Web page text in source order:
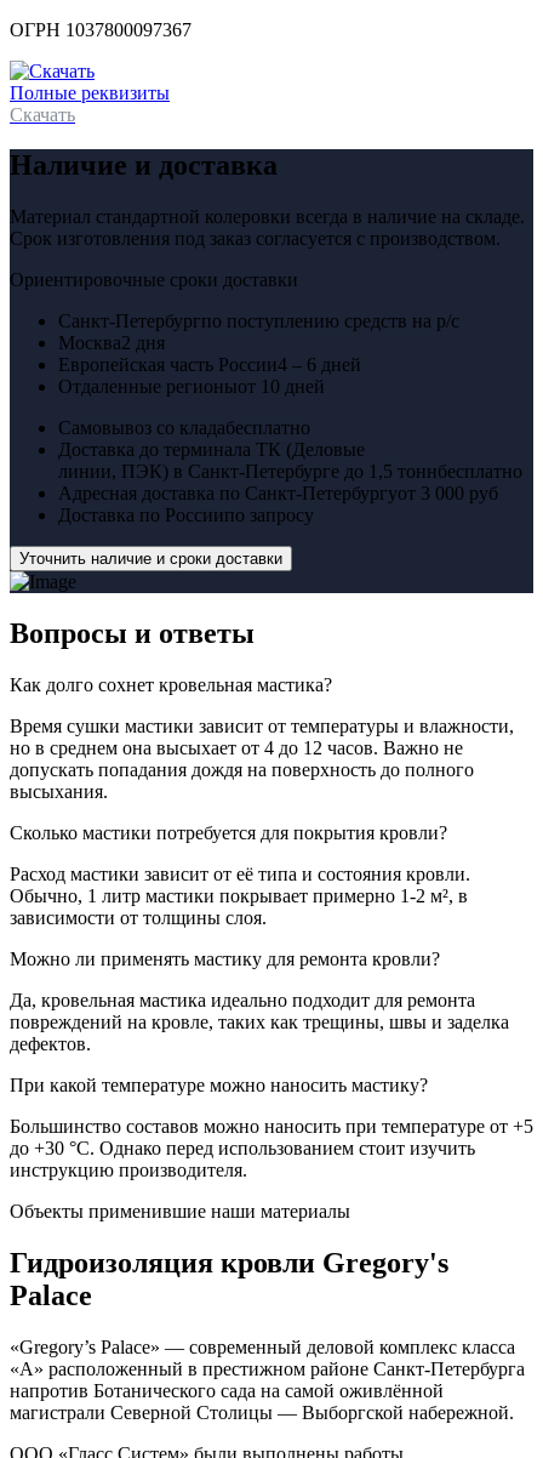
ОГРН 1037800097367
Полные реквизиты
Скачать
Наличие и доставка
Материал стандартной колеровки всегда в наличие на складе.
Срок изготовления под заказ согласуется с производством.
Ориентировочные сроки доставки
Санкт-Петербургпо поступлению средств на р/с
Москва2 дня
Европейская часть России4 – 6 дней
Отдаленные регионыот 10 дней
Самовывоз со кладабесплатно
Доставка до терминала ТК (Деловые
линии, ПЭК) в Санкт-Петербурге до 1,5 тоннбесплатно
Адресная доставка по Санкт-Петербургуот 3 000 руб
Доставка по Россиипо запросу
Уточнить наличие и сроки доставки
Вопросы и ответы
Как долго сохнет кровельная мастика?
Время сушки мастики зависит от температуры и влажности,
но в среднем она высыхает от 4 до 12 часов. Важно не
допускать попадания дождя на поверхность до полного
высыхания.
Сколько мастики потребуется для покрытия кровли?
Расход мастики зависит от её типа и состояния кровли.
Обычно, 1 литр мастики покрывает примерно 1-2 м², в
зависимости от толщины слоя.
Можно ли применять мастику для ремонта кровли?
Да, кровельная мастика идеально подходит для ремонта
повреждений на кровле, таких как трещины, швы и заделка
дефектов.
При какой температуре можно наносить мастику?
Большинство составов можно наносить при температуре от +5
до +30 °C. Однако перед использованием стоит изучить
инструкцию производителя.
Объекты применившие наши материалы
Гидроизоляция кровли Gregory's
Palace
«Gregory’s Palace» — современный деловой комплекс класса
«A» расположенный в престижном районе Санкт-Петербурга
напротив Ботанического сада на самой оживлённой
магистрали Северной Столицы — Выборгской набережной.
ООО «Гласс Систем» были выполнены работы